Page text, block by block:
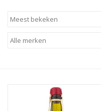
Gedestilleerd
Relatiegeschenken